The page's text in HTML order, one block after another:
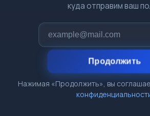
куда отправим ваш
Продолжить
Нажимая «Продолжить», вы